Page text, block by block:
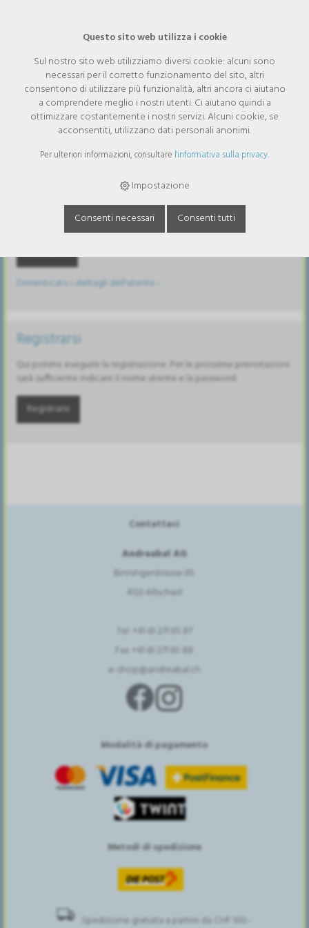
Accedere
Nome utente
Restare connesso
Dimenticato i dettagli dell'utente ›
Registrarsi
Qui potete eseguire la registrazione. Per le prossime prenotazioni
sarà sufficiente indicare il nome utente e la password.
Registrarsi
Contattaci
Andreabal AG
Binningerstrasse 95
4123 Allschwil
Tel. +41 61 271 95 87
Fax +41 61 271 95 88
e-shop@andreabal.ch
Modalità di pagamento
Metodi di spedizione
Spedizione gratuita a partire da CHF 100.-
Questo sito web utilizza i cookie
Sul nostro sito web utilizziamo diversi cookie: alcuni sono
necessari per il corretto funzionamento del sito, altri
consentono di utilizzare più funzionalità, altri ancora ci aiutano
a comprendere meglio i nostri utenti. Ci aiutano quindi a
ottimizzare costantemente i nostri servizi. Alcuni cookie, se
acconsentiti, utilizzano dati personali anonimi.
Per ulteriori informazioni, consultare l'informativa sulla privacy.
Impostazione
Consenti necessari Consenti tutti